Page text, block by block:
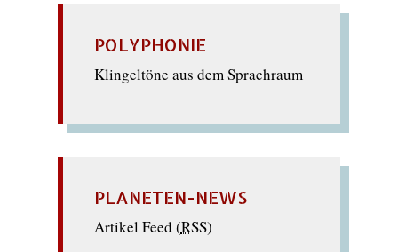
POLYPHONIE
Klingeltöne aus dem Sprachraum
PLANETEN-NEWS
Artikel Feed (RSS)